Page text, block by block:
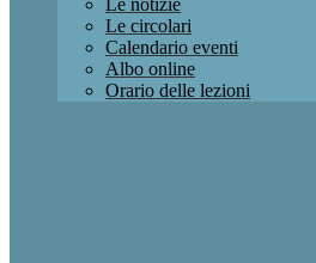
Le notizie
Le circolari
Calendario eventi
Albo online
Orario delle lezioni